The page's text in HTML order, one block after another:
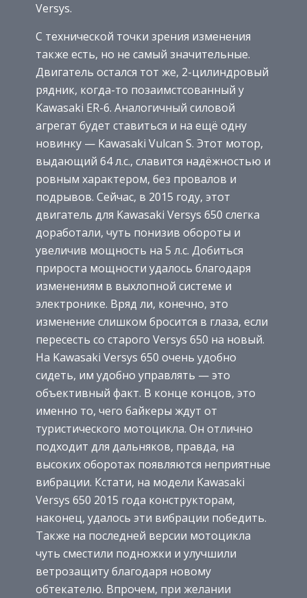
Versys.
С технической точки зрения изменения
также есть, но не самый значительные.
Двигатель остался тот же, 2-цилиндровый
рядник, когда-то позаимстсованный у
Kawasaki ER-6. Аналогичный силовой
агрегат будет ставиться и на ещё одну
новинку — Kawasaki Vulcan S. Этот мотор,
выдающий 64 л.с., славится надёжностью и
ровным характером, без провалов и
подрывов. Сейчас, в 2015 году, этот
двигатель для Kawasaki Versys 650 слегка
доработали, чуть понизив обороты и
увеличив мощность на 5 л.с. Добиться
прироста мощности удалось благодаря
изменениям в выхлопной системе и
электронике. Вряд ли, конечно, это
изменение слишком бросится в глаза, если
пересесть со старого Versys 650 на новый.
На Kawasaki Versys 650 очень удобно
сидеть, им удобно управлять — это
объективный факт. В конце концов, это
именно то, чего байкеры ждут от
туристического мотоцикла. Он отлично
подходит для дальняков, правда, на
высоких оборотах появляются неприятные
вибрации. Кстати, на модели Kawasaki
Versys 650 2015 года конструкторам,
наконец, удалось эти вибрации победить.
Также на последней версии мотоцикла
чуть сместили подножки и улучшили
ветрозащиту благодаря новому
обтекателю. Впрочем, при желании